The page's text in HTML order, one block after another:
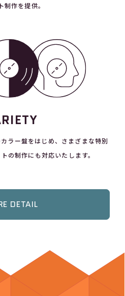
制作を提供。
ラー盤をはじめ、さまざまな特別
の制作にも対応いたします。
DETAIL